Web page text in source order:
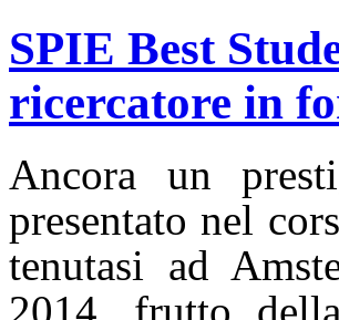
SPIE Best
ricercatore in
Ancora un
presentato nel
tenutasi ad